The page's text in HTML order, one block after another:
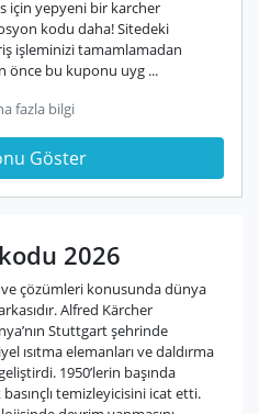
için yepyeni bir karcher
kodu daha! Sitedeki
işleminizi tamamlamadan
önce bu kuponu uyg ...
fazla bilgi
Göster
2026
çözümleri konusunda dünya
Alfred Kärcher
Stuttgart şehrinde
ısıtma elemanları ve daldırma
1950’lerin başında
basınçlı temizleyicisini icat etti.